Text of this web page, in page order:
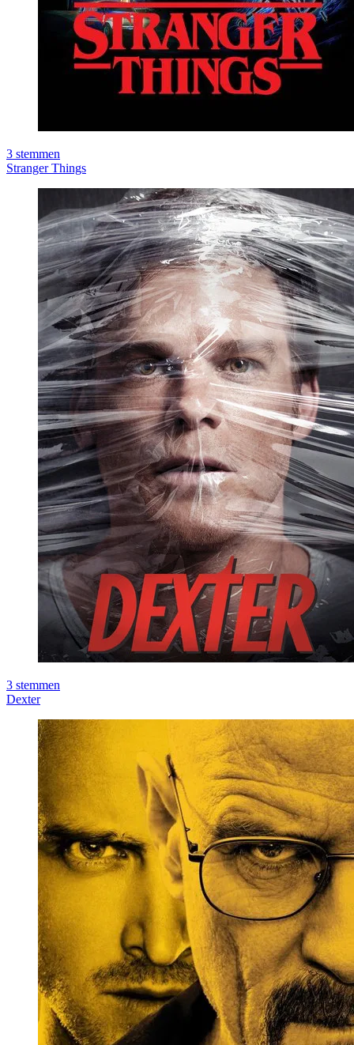
3 stemmen
Stranger Things
3 stemmen
Dexter